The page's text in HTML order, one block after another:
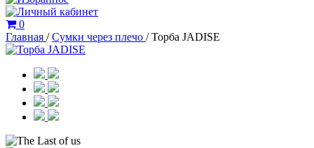
0
Главная / Сумки через плечо / Торба JADISE